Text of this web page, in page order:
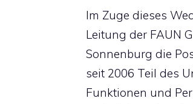
Im Zuge dieses
Leitung der FAUN
Sonnenburg die
seit 2006 Teil des
Funktionen und